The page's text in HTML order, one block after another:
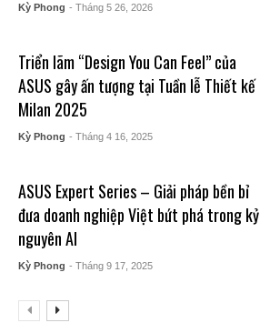
Kỳ Phong - Tháng 5 26, 2026
Triển lãm “Design You Can Feel” của
ASUS gây ấn tượng tại Tuần lễ Thiết kế
Milan 2025
Kỳ Phong - Tháng 4 16, 2025
ASUS Expert Series – Giải pháp bền bỉ
đưa doanh nghiệp Việt bứt phá trong kỷ
nguyên AI
Kỳ Phong - Tháng 9 17, 2025